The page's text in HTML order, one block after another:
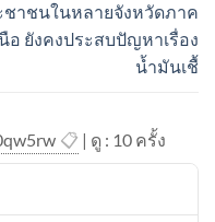
ชาชนในหลายจังหวัดภาค
อ ยังคงประสบปัญหาเรื่อง
น้ำมันเชื้
📋 | ดู : 10 ครั้ง